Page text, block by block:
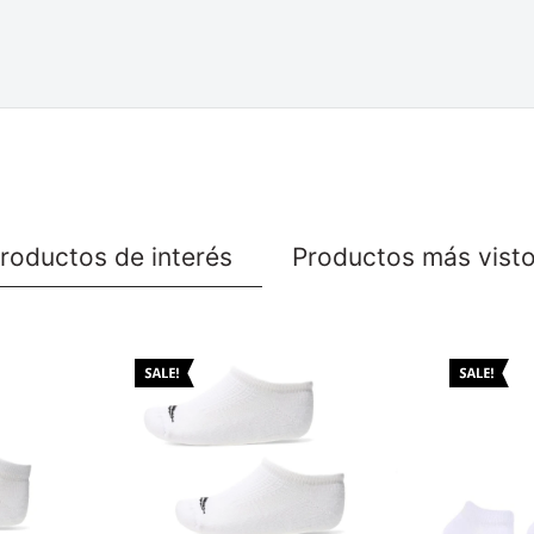
de interés Productos más